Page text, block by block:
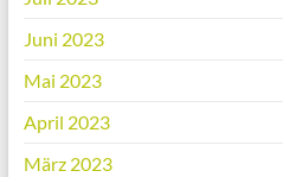
Juni 2023
Mai 2023
April 2023
März 2023